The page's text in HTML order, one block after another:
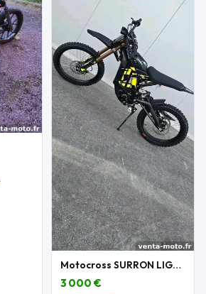
Motocross SURRON LIGHT BEE X 2026
3 000 €